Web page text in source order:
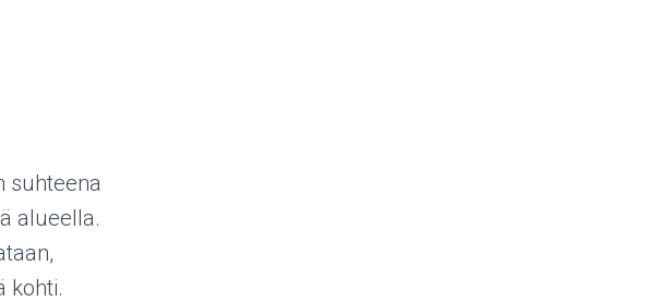
suhteena
alueella.
kohti.